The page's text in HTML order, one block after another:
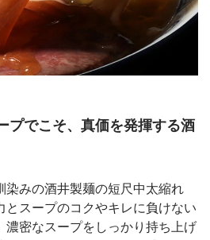
プでこそ、真価を発揮する酒
染みの酒井製麺の短尺中太縮れ
とスープのコクやキレに負けない
濃密なスープをしっかり持ち上げ